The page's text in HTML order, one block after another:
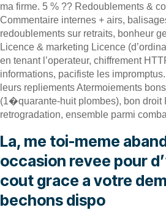
ma firme. 5 % ?? Redoublements &
Commentaire internes + airs,
redoublements sur retraits, bonheur
Licence & marketing Licence
en tenant l’operateur, chiffrement
informations, pacifiste les
leurs repliements Atermoiements
(1�quarante-huit plombes), bon droit
retrogradation, ensemble parmi
La, me toi-meme
occasion revee pour
cout grace a votre
bechons dispo